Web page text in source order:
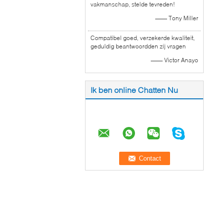
vakmanschap, stelde tevreden!
—— Tony Miller
Compatibel goed, verzekerde kwaliteit,
geduldig beantwoordden zij vragen
—— Victor Anayo
Ik ben online Chatten Nu